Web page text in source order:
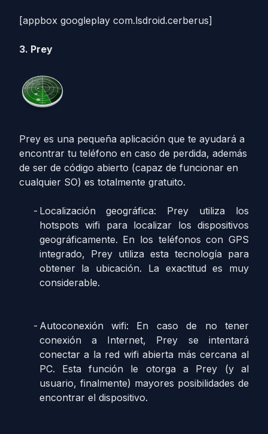
[appbox googleplay com.lsdroid.cerberus]
3. Prey
Prey es una pequeña aplicación que te ayudará a
encontrar tu teléfono en caso de perdida, además
de ser de código abierto (capaz de funcionar en
cualquier SO) es totalmente gratuito.
Localización geográfica: Prey utiliza los
hotspots wifi para localizar los dispositivos
geográficamente. En los teléfonos con GPS
integrado, Prey utiliza esta tecnología para
obtener la ubicación. La exactitud es muy
considerable.
Autoconexión wifi: En caso de no tener
conexión a Internet, Prey se intentará
conectar a la red wifi abierta más cercana al
PC. Esta función le otorga a Prey (y al
usuario, finalmente) mayores posibilidades de
encontrar el dispositivo.